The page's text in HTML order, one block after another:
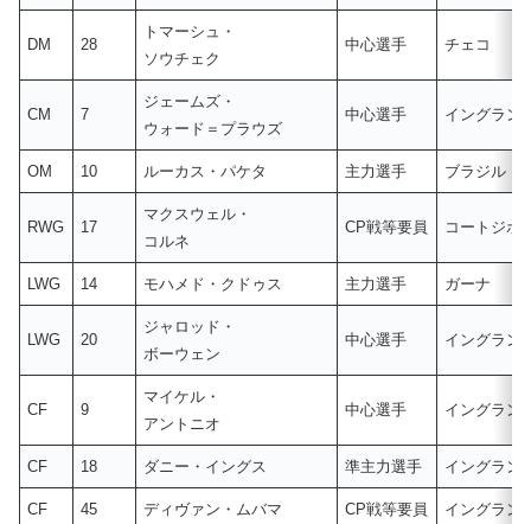
DM 28
トマーシュ・
ソウチェク
中心選手 チェコ
CM 7
ジェームズ・
ウォード＝プラウズ
中心選手 イングラン
OM 10 ルーカス・パケタ 主力選手 ブラジル
RWG 17
マクスウェル・
コルネ
CP戦等要員 コートジボ
LWG 14 モハメド・クドゥス 主力選手 ガーナ
LWG 20
ジャロッド・
ボーウェン
中心選手 イングラン
CF 9
マイケル・
アントニオ
中心選手 イングラン
CF 18 ダニー・イングス 準主力選手 イングラン
CF 45 ディヴァン・ムバマ CP戦等要員 イングラン